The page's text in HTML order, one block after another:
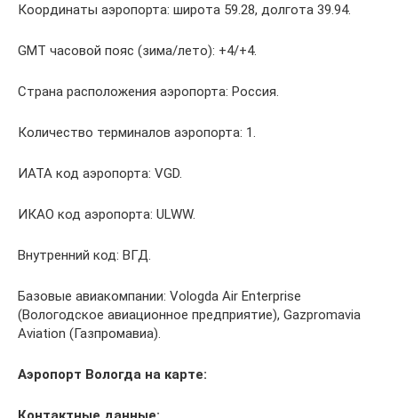
Координаты аэропорта: широта 59.28, долгота 39.94.
GMT часовой пояс (зима/лето): +4/+4.
Страна расположения аэропорта: Россия.
Количество терминалов аэропорта: 1.
ИАТА код аэропорта: VGD.
ИКАО код аэропорта: ULWW.
Внутренний код: ВГД.
Базовые авиакомпании: Vologda Air Enterprise
(Вологодское авиационное предприятие), Gazpromavia
Aviation (Газпромавиа).
Аэропорт Вологда на карте: